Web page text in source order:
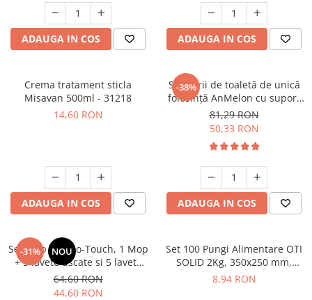
ADAUGA IN COS ADAUGA IN COS
Crema tratament sticla
Misavan 500ml - 31218
14,60 RON
ADAUGA IN COS
-38%
Set perii de toaletă de unică
folosință AnMelon cu suport
de perete, alb
81,29 RON
50,33 RON
ADAUGA IN COS
-31% NOU
Set Mop OTI No-Touch, 1 Mop
+ 5 lavete uscate si 5 lavete
umede
64,60 RON
44,60 RON
Set 100 Pungi Alimentare OTI
SOLID 2Kg, 350x250 mm,
Punga din Plastic pentru
8,94 RON